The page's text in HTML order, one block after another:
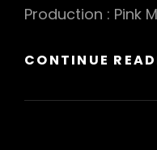
Production : Pink
CONTINUE